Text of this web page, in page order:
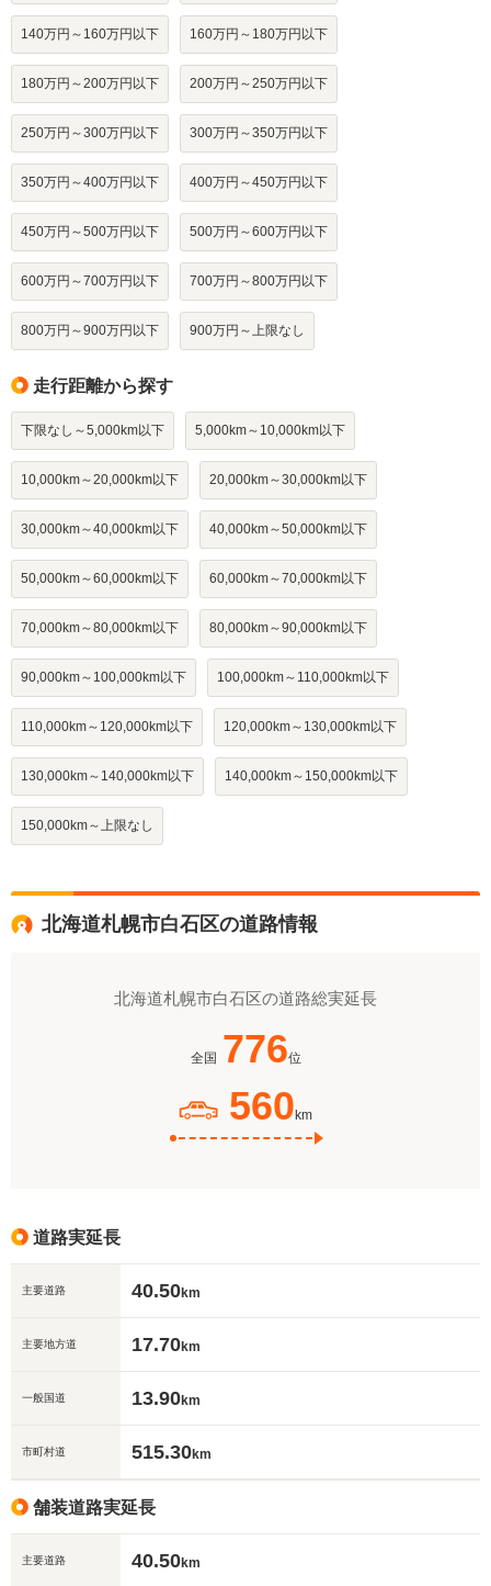
140万円～160万円以下 160万円～180万円以下
180万円～200万円以下 200万円～250万円以下
250万円～300万円以下 300万円～350万円以下
350万円～400万円以下 400万円～450万円以下
450万円～500万円以下 500万円～600万円以下
600万円～700万円以下 700万円～800万円以下
800万円～900万円以下 900万円～上限なし
走行距離から探す
下限なし～5,000km以下 5,000km～10,000km以下
10,000km～20,000km以下 20,000km～30,000km以下
30,000km～40,000km以下 40,000km～50,000km以下
50,000km～60,000km以下 60,000km～70,000km以下
70,000km～80,000km以下 80,000km～90,000km以下
90,000km～100,000km以下 100,000km～110,000km以下
110,000km～120,000km以下 120,000km～130,000km以下
130,000km～140,000km以下 140,000km～150,000km以下
150,000km～上限なし
北海道札幌市白石区の道路情報
北海道札幌市白石区の道路総実延長
全国 776位
560 km
道路実延長
主要道路 40.50km
主要地方道 17.70km
一般国道 13.90km
市町村道 515.30km
舗装道路実延長
主要道路 40.50km